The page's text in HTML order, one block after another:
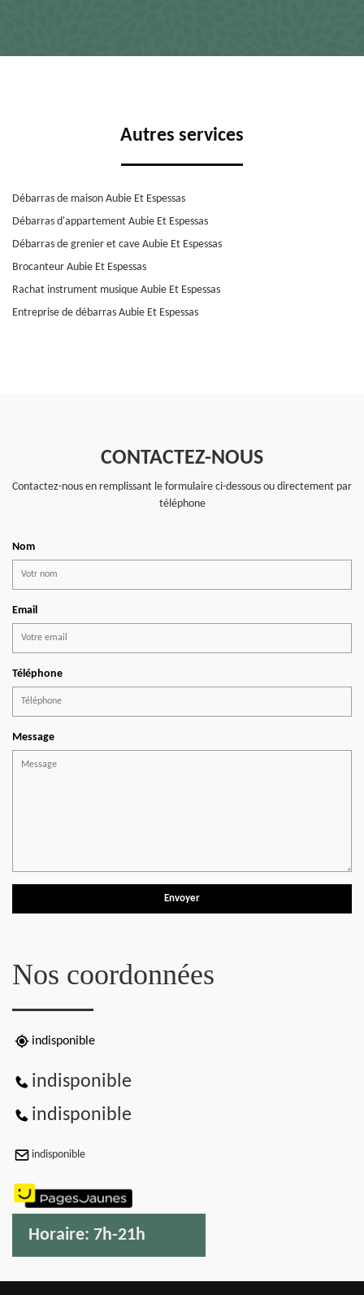
Autres services
Débarras de maison Aubie Et Espessas
Débarras d'appartement Aubie Et Espessas
Débarras de grenier et cave Aubie Et Espessas
Brocanteur Aubie Et Espessas
Rachat instrument musique Aubie Et Espessas
Entreprise de débarras Aubie Et Espessas
CONTACTEZ-NOUS
Contactez-nous en remplissant le formulaire ci-dessous ou directement par
téléphone
Nom
Email
Téléphone
Message
Nos coordonnées
indisponible
indisponible
indisponible
indisponible
Horaire: 7h-21h